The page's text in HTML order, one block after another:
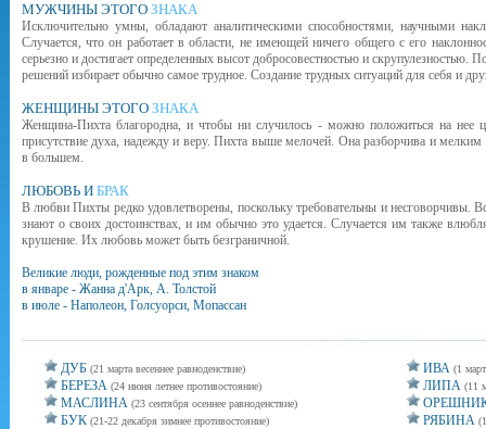
МУЖЧИНЫ ЭТОГО ЗНАКА
Исключительно умны, обладают аналитическими способностями, научными
Случается, что он работает в области, не имеющей ничего общего с его
серьезно и достигает определенных высот добросовестностью и скрупулезностью.
решений избирает обычно самое трудное. Создание трудных ситуаций для себя и
ЖЕНЩИНЫ ЭТОГО ЗНАКА
Женщина-Пихта благородна, и чтобы ни случилось - можно положиться на нее
присутствие духа, надежду и веру. Пихта выше мелочей. Она разборчива и мелким
в большем.
ЛЮБОВЬ И БРАК
В любви Пихты редко удовлетворены, поскольку требовательны и несговорчивы.
знают о своих достоинствах, и им обычно это удается. Случается им также
крушение. Их любовь может быть безграничной.
Великие люди, рожденные под этим знаком
в январе - Жанна д'Арк, А. Толстой
в июле - Наполеон, Голсуорси, Мопассан
ДУБ (21 марта весеннее равноденствие)
БЕРЕЗА (24 июня летнее противостояние)
МАСЛИНА (23 сентября осеннее равноденствие)
БУК (21-22 декабря зимнее противостояние)
ИВА (1
ЛИПА (11
РЯБИНА